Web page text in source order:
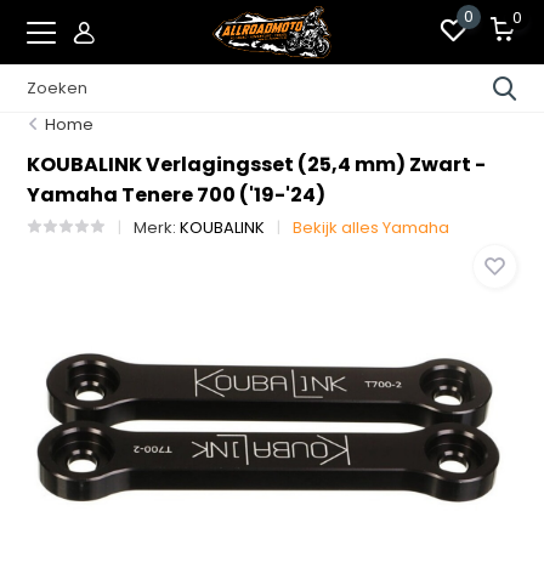
0 0
Home
KOUBALINK Verlagingsset (25,4 mm) Zwart -
Yamaha Tenere 700 ('19-'24)
Merk:KOUBALINK Bekijk alles Yamaha